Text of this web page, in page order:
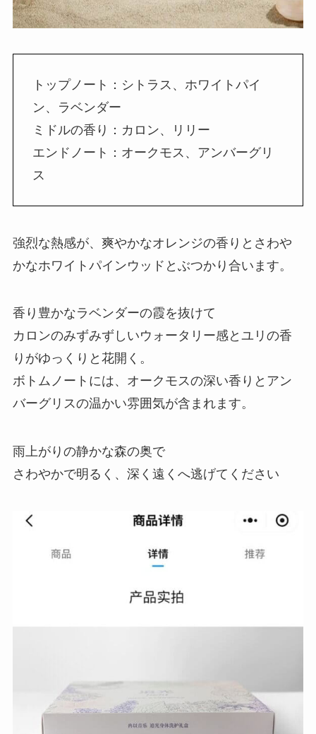
トップノート：シトラス、ホワイトパイ
ン、ラベンダー
ミドルの香り：カロン、リリー
エンドノート：オークモス、アンバーグリ
ス
強烈な熱感が、爽やかなオレンジの香りとさわや
かなホワイトパインウッドとぶつかり合います。
香り豊かなラベンダーの霞を抜けて
カロンのみずみずしいウォータリー感とユリの香
りがゆっくりと花開く。
ボトムノートには、オークモスの深い香りとアン
バーグリスの温かい雰囲気が含まれます。
雨上がりの静かな森の奥で
さわやかで明るく、深く遠くへ逃げてください